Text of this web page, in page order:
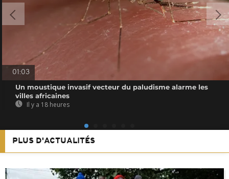
01:03
Un moustique invasif vecteur du paludisme alarme les
villes africaines
Il y a 18 heures
PLUS D'ACTUALITÉS